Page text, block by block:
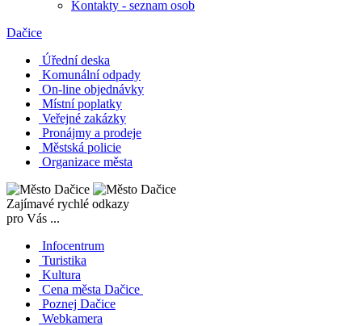
Kontakty - seznam osob
Dačice
Úřední deska
Komunální odpady
On-line objednávky
Místní poplatky
Veřejné zakázky
Pronájmy a prodeje
Městská policie
Organizace města
Zajímavé rychlé odkazy
pro Vás ...
Infocentrum
Turistika
Kultura
Cena města Dačice
Poznej Dačice
Webkamera